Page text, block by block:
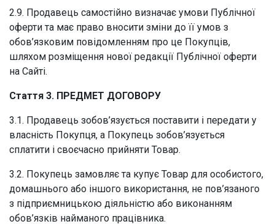
2.9. Продавець самостійно визначає умови Публічної
оферти та має право вносити зміни до її умов з
обов’язковим повідомленням про це Покупців,
шляхом розміщення нової редакції Публічної оферти
на Сайті.
Стаття 3. ПРЕДМЕТ ДОГОВОРУ
3.1. Продавець зобов’язується поставити і передати у
власність Покупця, а Покупець зобов’язується
сплатити і своєчасно прийняти Товар.
3.2. Покупець замовляє та купує Товар для особистого,
домашнього або іншого використання, не пов’язаного
з підприємницькою діяльністю або виконанням
обов’язків найманого працівника.